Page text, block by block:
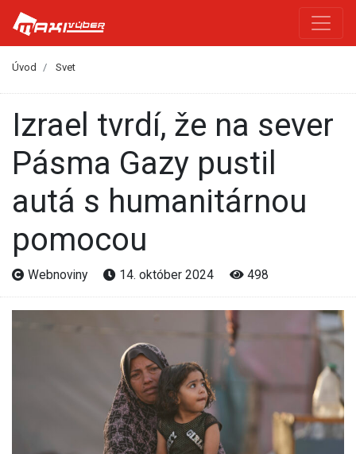
Úvod Svet
Izrael tvrdí, že na sever
Pásma Gazy pustil
autá s humanitárnou
pomocou
Webnoviny 14. október 2024 498